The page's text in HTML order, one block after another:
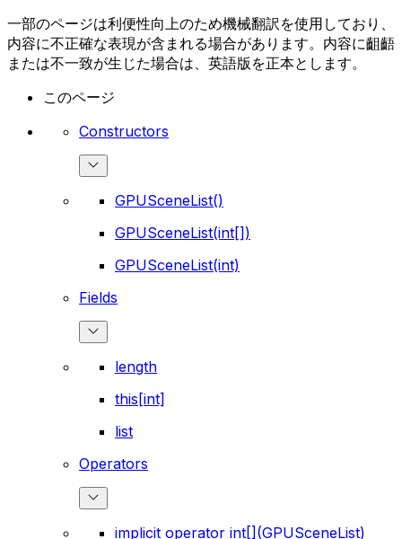
一部のページは利便性向上のため機械翻訳を使用しており、
内容に不正確な表現が含まれる場合があります。内容に齟齬
または不一致が生じた場合は、英語版を正本とします。
このページ
Constructors
GPUSceneList()
GPUSceneList(int[])
GPUSceneList(int)
Fields
length
this[int]
list
Operators
implicit operator int[](GPUSceneList)